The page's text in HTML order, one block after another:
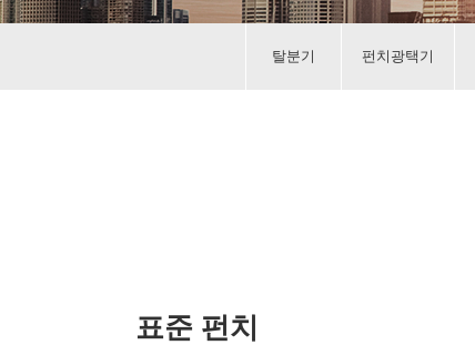
탈분기 펀치광택기
표준 펀치